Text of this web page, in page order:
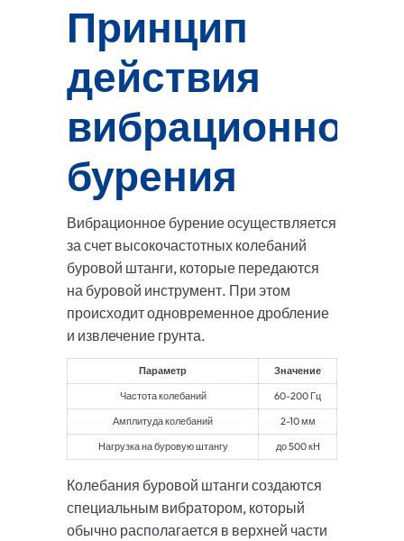
Принцип
действия
вибрационного
бурения
Вибрационное бурение осуществляется
за счет высокочастотных колебаний
буровой штанги, которые передаются
на буровой инструмент. При этом
происходит одновременное дробление
и извлечение грунта.
Параметр
Значение
Частота колебаний
60-200 Гц
Амплитуда колебаний
2-10 мм
Нагрузка на буровую штангу
до 500 кН
Колебания буровой штанги создаются
специальным вибратором, который
обычно располагается в верхней части